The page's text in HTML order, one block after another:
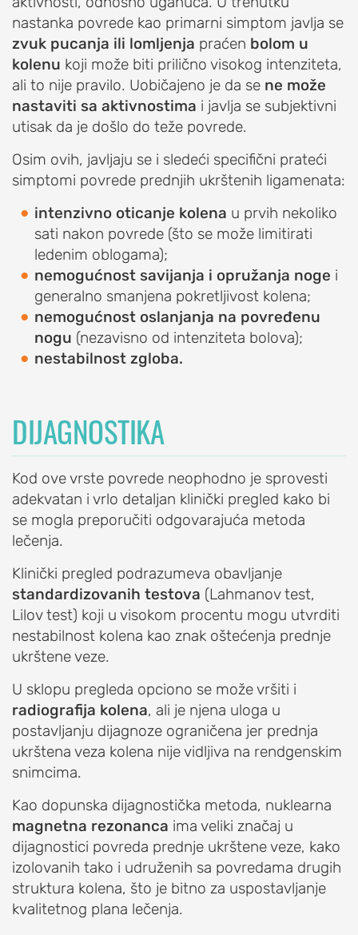
Subakromijalna
dekompresija
LAKAT
POVREDE
I
OBOLJENJA
LAKTA
Prelom
lakta
Prelom
glave
radijusa
lakta
(prelom
glave
lakat
(lateralni
epikondilitis)
Golferski
lakat
(medijalni
Ukočenost
lakta
(kontraktura
lakta)
tela
u
laktu
Nestabilnost
lakta
Sindrom
kubitalnog
kanala
PROCEDURE
ZA
LEČENJE
nastanka povrede kao primarni simptom javlja se
zvuk pucanja ili lomljenja praćen bolom u
kolenu koji može biti prilično visokog intenziteta,
ali to nije pravilo. Uobičajeno je da se ne može
nastaviti sa aktivnostima i javlja se subjektivni
utisak da je došlo do teže povrede.
Osim ovih, javljaju se i sledeći specifični prateći
simptomi povrede prednjih ukrštenih ligamenata:
intenzivno oticanje kolena u prvih nekoliko
sati nakon povrede (što se može limitirati
ledenim oblogama);
nemogućnost savijanja i opružanja noge i
generalno smanjena pokretljivost kolena;
nemogućnost oslanjanja na povređenu
nogu (nezavisno od intenziteta bolova);
nestabilnost zgloba.
DIJAGNOSTIKA
Kod ove vrste povrede neophodno je sprovesti
adekvatan i vrlo detaljan klinički pregled kako bi
se mogla preporučiti odgovarajuća metoda
lečenja.
Klinički pregled podrazumeva obavljanje
standardizovanih testova (Lahmanov test,
Lilov test) koji u visokom procentu mogu utvrditi
nestabilnost kolena kao znak oštećenja prednje
ukrštene veze.
U sklopu pregleda opciono se može vršiti i
radiografija kolena, ali je njena uloga u
postavljanju dijagnoze ograničena jer prednja
ukrštena veza kolena nije vidljiva na rendgenskim
snimcima.
Kao dopunska dijagnostička metoda, nuklearna
magnetna rezonanca ima veliki značaj u
dijagnostici povreda prednje ukrštene veze, kako
izolovanih tako i udruženih sa povredama drugih
struktura kolena, što je bitno za uspostavljanje
kvalitetnog plana lečenja.